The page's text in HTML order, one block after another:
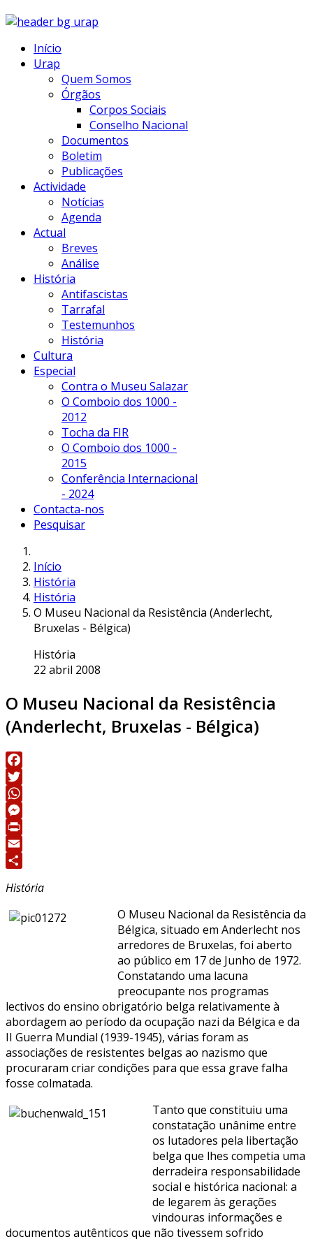
Início
Urap
Quem Somos
Órgãos
Corpos Sociais
Conselho Nacional
Documentos
Boletim
Publicações
Actividade
Notícias
Agenda
Actual
Breves
Análise
História
Antifascistas
Tarrafal
Testemunhos
História
Cultura
Especial
Contra o Museu Salazar
O Comboio dos 1000 -
2012
Tocha da FIR
O Comboio dos 1000 -
2015
Conferência Internacional
- 2024
Contacta-nos
Pesquisar
Início
História
História
O Museu Nacional da Resistência (Anderlecht,
Bruxelas - Bélgica)
História
22 abril 2008
O Museu Nacional da Resistência
(Anderlecht, Bruxelas - Bélgica)
Facebook
Twitter
WhatsApp
Messenger
Print
Email
História
O Museu Nacional da Resistência da
Bélgica, situado em Anderlecht nos
arredores de Bruxelas, foi aberto
ao público em 17 de Junho de 1972.
Constatando uma lacuna
preocupante nos programas
lectivos do ensino obrigatório belga relativamente à
abordagem ao período da ocupação nazi da Bélgica e da
II Guerra Mundial (1939-1945), várias foram as
associações de resistentes belgas ao nazismo que
procuraram criar condições para que essa grave falha
fosse colmatada.
Tanto que constituiu uma
constatação unânime entre
os lutadores pela libertação
belga que lhes competia uma
derradeira responsabilidade
social e histórica nacional: a
de legarem às gerações
vindouras informações e
documentos autênticos que não tivessem sofrido